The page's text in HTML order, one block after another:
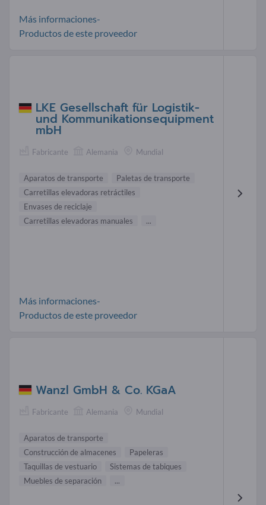
Más informaciones-
Productos de este proveedor
LKE Gesellschaft für Logistik-
und Kommunikationsequipment
mbH
Fabricante Alemania Mundial
Aparatos de transporte
Paletas de transporte
Carretillas elevadoras retráctiles
Envases de reciclaje
Carretillas elevadoras manuales
...
Más informaciones-
Productos de este proveedor
Wanzl GmbH & Co. KGaA
Fabricante Alemania Mundial
Aparatos de transporte
Construcción de almacenes
Papeleras
Taquillas de vestuario
Sistemas de tabiques
Muebles de separación
...